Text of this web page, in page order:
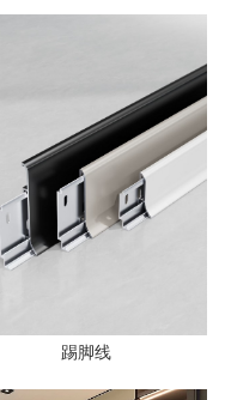
踢脚线